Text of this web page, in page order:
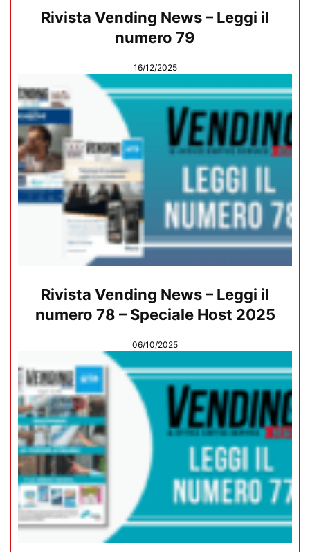
Rivista Vending News – Leggi il
numero 79
16/12/2025
Rivista Vending News – Leggi il
numero 78 – Speciale Host 2025
06/10/2025